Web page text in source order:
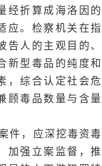
经折算成海洛因的
应。检察机关在指
人的主观目的、
新型毒品的纯度和
，综合认定社会危
顾毒品数量与含量
件，应深挖毒资毒
加强立案监督，推